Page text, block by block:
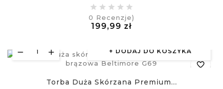
0 Recenzje)
199,99 zł
DODAJ DO KOSZYKA
favorite_border
Torba Duża Skórzana Premium...